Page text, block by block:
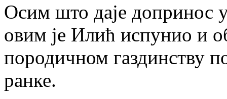
Осим што даје допринос
овим је Илић испунио и
породичном газдинству
ранке.